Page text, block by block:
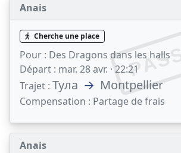
Anais
PASSÉ
Cherche une place
Pour : Des Dragons dans les halls
Départ : mar. 28 avr. · 22:21
Trajet : Тула → Montpellier
Compensation : Partage de frais
Anais